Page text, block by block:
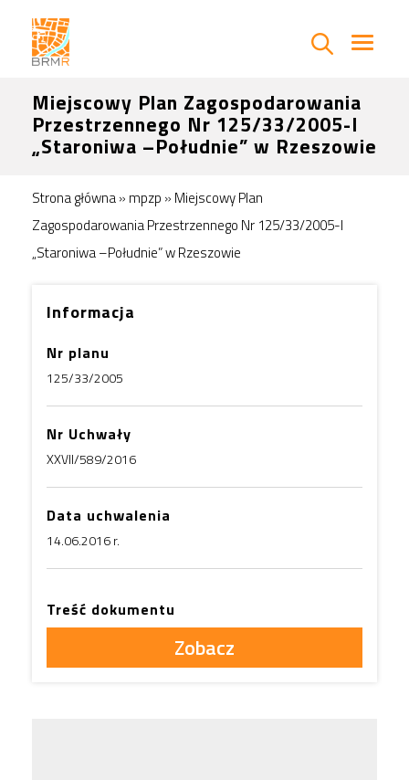
Miejscowy Plan Zagospodarowania
Przestrzennego Nr 125/33/2005-I
„Staroniwa –Południe” w Rzeszowie
Strona główna» mpzp » Miejscowy Plan
Zagospodarowania Przestrzennego Nr 125/33/2005-I
„Staroniwa –Południe” w Rzeszowie
Informacja
Nr planu
125/33/2005
Nr Uchwały
XXVII/589/2016
Data uchwalenia
14.06.2016 r.
Treść dokumentu
Zobacz